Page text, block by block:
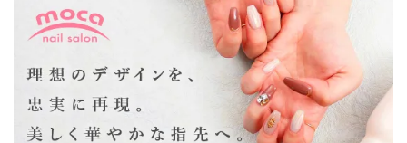
Lee上新庄Vita店
大阪市東淀川区瑞光1-4-1 カサデルドイ 2F
06-6195-3667
Lee東三国店